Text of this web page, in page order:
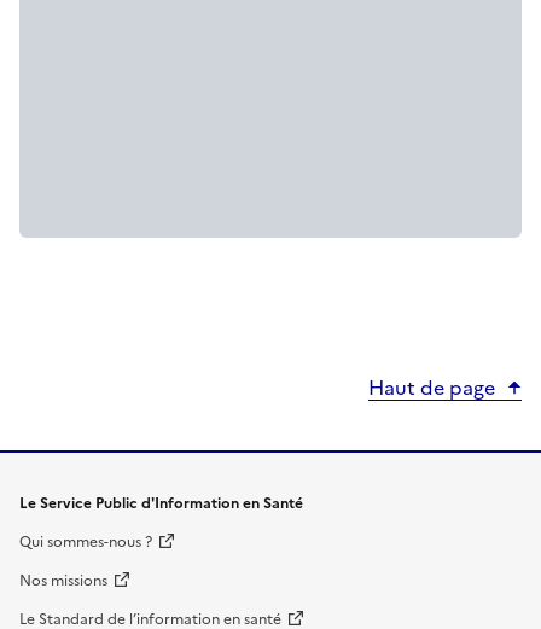
Haut de page
Le Service Public d'Information en Santé
Qui sommes-nous ?
Nos missions
Le Standard de l’information en santé